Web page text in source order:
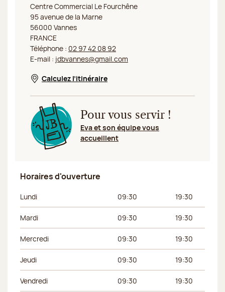
Jeff de Bruges C. Cial Vannes
Centre Commercial Le Fourchêne
95 avenue de la Marne
56000 Vannes
FRANCE
Téléphone : 02 97 42 08 92
E-mail : jdbvannes@gmail.com
Nouvelle fenêtre
Calculez l’itinéraire
Pour vous servir !
Eva et son équipe vous
accueillent
Horaires d'ouverture
Jour de la semaine Horaires du matin Horaires de
Lundi 09:30 19:30
Mardi 09:30 19:30
Mercredi 09:30 19:30
Jeudi 09:30 19:30
Vendredi 09:30 19:30